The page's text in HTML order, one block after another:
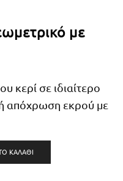
με
κερί σε ιδιαίτερο
απόχρωση εκρού με
ΚΑΛΆΘΙ